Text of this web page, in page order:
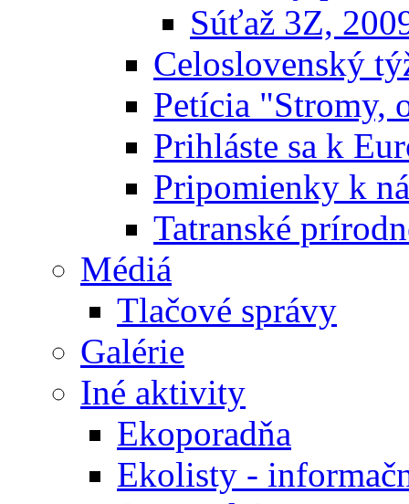
Súťaž 3Z,
Celoslovenský
Petícia "Stromy,
Prihláste sa k
Pripomienky k
Tatranské
Médiá
Tlačové správy
Galérie
Iné aktivity
Ekoporadňa
Ekolisty -